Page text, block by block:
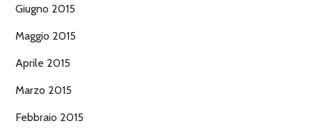
Giugno 2015
Maggio 2015
Aprile 2015
Marzo 2015
Febbraio 2015